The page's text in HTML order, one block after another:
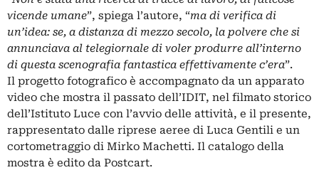
vicende umane”, spiega l’autore, “ma di verifica di
un’idea: se, a distanza di mezzo secolo, la polvere che si
annunciava al telegiornale di voler produrre all’interno
di questa scenografia fantastica effettivamente c’era”.
Il progetto fotografico è accompagnato da un apparato
video che mostra il passato dell’IDIT, nel filmato storico
dell’Istituto Luce con l’avvio delle attività, e il presente,
rappresentato dalle riprese aeree di Luca Gentili e un
cortometraggio di Mirko Machetti. Il catalogo della
mostra è edito da Postcart.